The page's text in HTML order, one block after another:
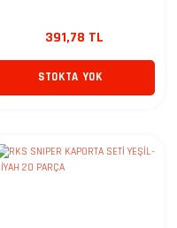
391,78 TL
STOKTA YOK